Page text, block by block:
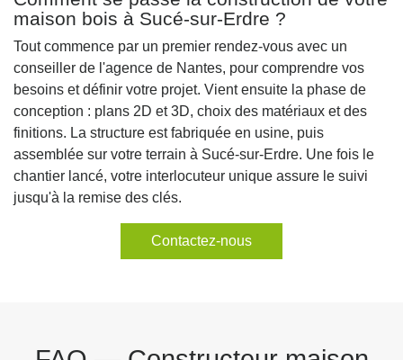
maison bois à Sucé-sur-Erdre ?
Tout commence par un premier rendez-vous avec un
conseiller de l'agence de Nantes, pour comprendre vos
besoins et définir votre projet. Vient ensuite la phase de
conception : plans 2D et 3D, choix des matériaux et des
finitions. La structure est fabriquée en usine, puis
assemblée sur votre terrain à Sucé-sur-Erdre. Une fois le
chantier lancé, votre interlocuteur unique assure le suivi
jusqu'à la remise des clés.
Contactez-nous